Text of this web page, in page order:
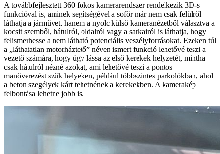
A továbbfejlesztett 360 fokos kamerarendszer rendelkezik 3D-s
funkcióval is, aminek segítségével a sofőr már nem csak felülről
láthatja a járművet, hanem a nyolc külső kameranézetből választva a
kocsit szemből, hátulról, oldalról vagy a sarkairól is láthatja, hogy
felismerhesse a nem látható potenciális veszélyforrásokat. Ezeken túl
a „láthatatlan motorháztető” néven ismert funkció lehetővé teszi a
vezető számára, hogy úgy lássa az első kerekek helyzetét, mintha
csak hátulról nézné azokat, ami lehetővé teszi a pontos
manőverezést szűk helyeken, például többszintes parkolókban, ahol
a beton szegélyek kárt tehetnének a kerekekben. A kamerakép
felbontása lehetne jobb is.